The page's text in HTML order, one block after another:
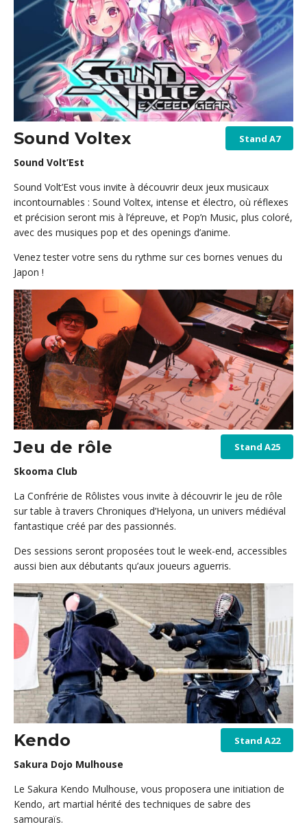
Sound Voltex Stand A7
Sound Volt’Est
Sound Volt’Est vous invite à découvrir deux jeux musicaux
incontournables : Sound Voltex, intense et électro, où réflexes
et précision seront mis à l’épreuve, et Pop’n Music, plus coloré,
avec des musiques pop et des openings d’anime.
Venez tester votre sens du rythme sur ces bornes venues du
Japon !
Jeu de rôle Stand A25
Skooma Club
La Confrérie de Rôlistes vous invite à découvrir le jeu de rôle
sur table à travers Chroniques d’Helyona, un univers médiéval
fantastique créé par des passionnés.
Des sessions seront proposées tout le week-end, accessibles
aussi bien aux débutants qu’aux joueurs aguerris.
Kendo Stand A22
Sakura Dojo Mulhouse
Le Sakura Kendo Mulhouse, vous proposera une initiation de
Kendo, art martial hérité des techniques de sabre des
samouraïs.